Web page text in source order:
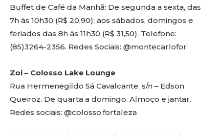
Buffet de Café da Manhã: De segunda a sexta, das
7h às 10h30 (R$ 20,90); aos sábados, domingos e
feriados das 8h às 11h30 (R$ 31,50). Telefone:
(85)3264-2356. Redes Sociais: @montecarlofor
Zoi – Colosso Lake Lounge
Rua Hermenegildo Sá Cavalcante, s/n – Edson
Queiroz. De quarta a domingo. Almoço e jantar.
Redes sociais: @colosso.fortaleza